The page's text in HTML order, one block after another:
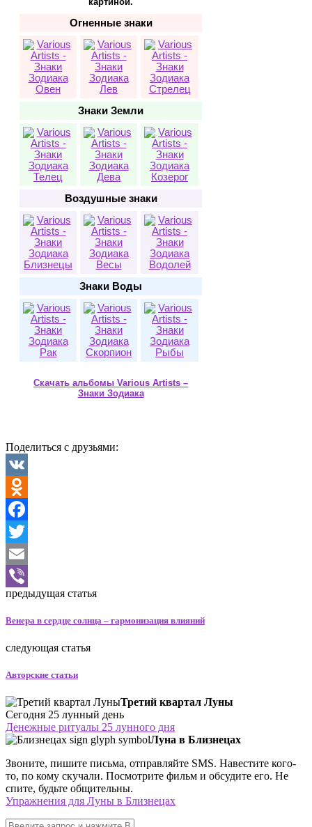
Огненные знаки
Овен Лев
Стрелец
Знаки Земли
Телец Дева
Козерог
Воздушные знаки
Близнецы Весы
Водолей
Знаки Воды
Рак Скорпион Рыбы
Скачать альбомы Various Artists –
Знаки Зодиака
Поделиться с друзьями:
VK
Odnoklassniki
Facebook
Twitter
Email
Viber
предыдущая статья
Венера в сердце солнца – гармонизация влияний
следующая статья
Авторские статьи
Третий квартал Луны
Сегодня 25 лунный день
Денежные ритуалы 25 лунного дня
Луна в Близнецах
Звоните, пишите письма, отправляйте SMS. Навестите кого-
то, по кому скучали. Посмотрите фильм и обсудите его. Не
спите, будьте общительны.
Упражнения для Луны в Близнецах